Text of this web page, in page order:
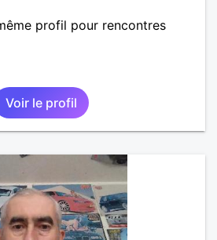
profil pour rencontres
Voir le profil